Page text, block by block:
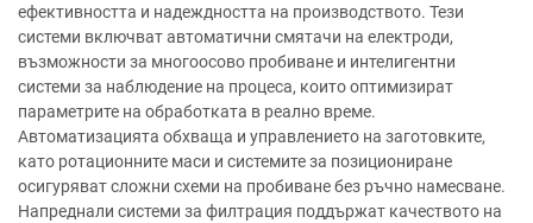
ефективността и надеждността на производството. Тези
системи включват автоматични смятачи на електроди,
възможности за многоосово пробиване и интелигентни
системи за наблюдение на процеса, които оптимизират
параметрите на обработката в реално време.
Автоматизацията обхваща и управлението на заготовките,
като ротационните маси и системите за позициониране
осигуряват сложни схеми на пробиване без ръчно намесване.
Напреднали системи за филтрация поддържат качеството на